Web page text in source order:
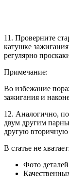
11. Проверните
катушке
регулярно
Примечание:
Во избежание
зажигания и
12. Аналогично,
двум другим
другую вторичную
В статье не хватает:
Фото